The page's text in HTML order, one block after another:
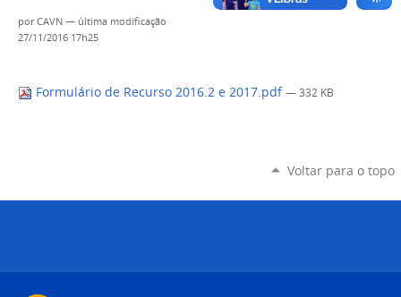
porCAVN — última modificação
27/11/2016 17h25
Formulário de Recurso 2016.2 e 2017.pdf — 332 KB
Voltar para o topo